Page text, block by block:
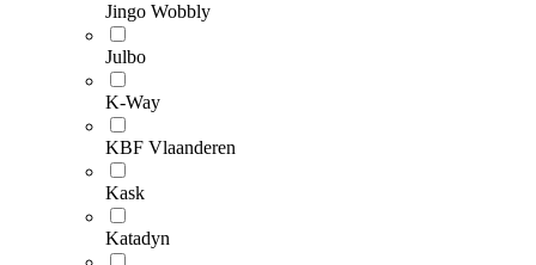
Jingo Wobbly
Julbo
K-Way
KBF Vlaanderen
Kask
Katadyn